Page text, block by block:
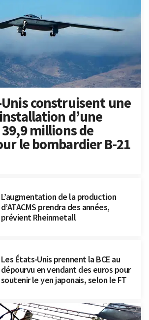
Unis construisent une
d’une
millions de
le bombardier B-21
L’augmentation de la production
d’ATACMS prendra des années,
prévient Rheinmetall
Les États-Unis prennent la BCE au
dépourvu en vendant des euros pour
soutenir le yen japonais, selon le FT